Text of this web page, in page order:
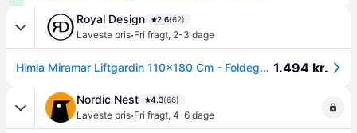
Royal Design 2.6(62)
Laveste pris·Fri fragt, 2-3 dage
Himla Miramar Liftgardin 110x180 Cm - Foldegardiner Hør Oatmeal - L24227-00112-2304. 1.494 kr.
Nordic Nest 4.3(66)
Laveste pris·Fri fragt, 4-6 dage